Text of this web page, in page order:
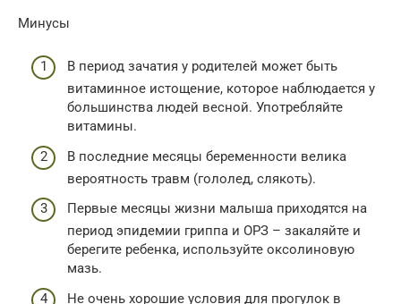
Минусы
В период зачатия у родителей может быть
витаминное истощение, которое наблюдается у
большинства людей весной. Употребляйте
витамины.
В последние месяцы беременности велика
вероятность травм (гололед, слякоть).
Первые месяцы жизни малыша приходятся на
период эпидемии гриппа и ОРЗ – закаляйте и
берегите ребенка, используйте оксолиновую
мазь.
Не очень хорошие условия для прогулок в